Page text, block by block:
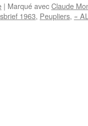
| Marqué avecClaude
1963, Peupliers, «